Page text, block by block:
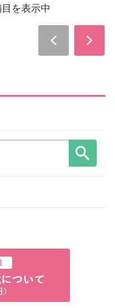
を表示中